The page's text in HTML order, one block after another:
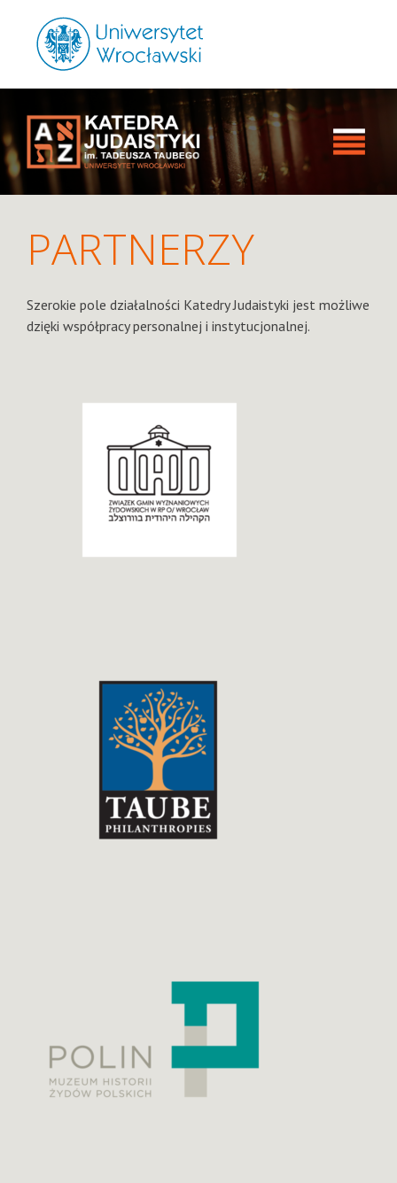
PARTNERZY
Szerokie pole działalności Katedry Judaistyki jest możliwe
dzięki współpracy personalnej i instytucjonalnej.